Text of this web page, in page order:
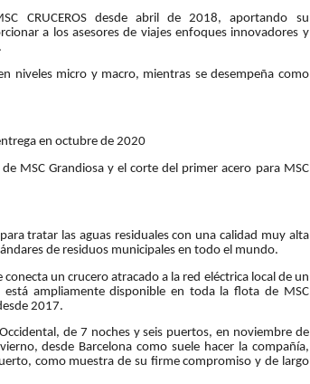
CRUCEROS desde abril de 2018, aportando su
a los asesores de viajes enfoques innovadores y
niveles micro y macro, mientras se desempeña como
en octubre de 2020
MSC Grandiosa y el corte del primer acero para MSC
tratar las aguas residuales con una calidad muy alta
de residuos municipales en todo el mundo.
un crucero atracado a la red eléctrica local de un
ampliamente disponible en toda la flota de MSC
2017.
de 7 noches y seis puertos, en noviembre de
desde Barcelona como suele hacer la compañía,
como muestra de su firme compromiso y de largo